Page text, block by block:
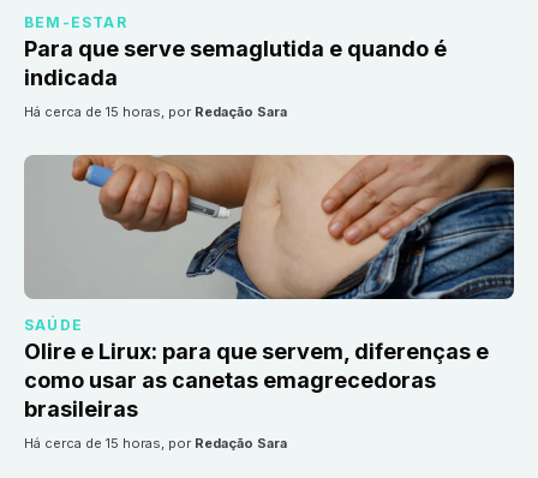
BEM-ESTAR
Para que serve semaglutida e quando é
indicada
há cerca de 15 horas, por Redação Sara
SAÚDE
Olire e Lirux: para que servem, diferenças e
como usar as canetas emagrecedoras
brasileiras
há cerca de 15 horas, por Redação Sara